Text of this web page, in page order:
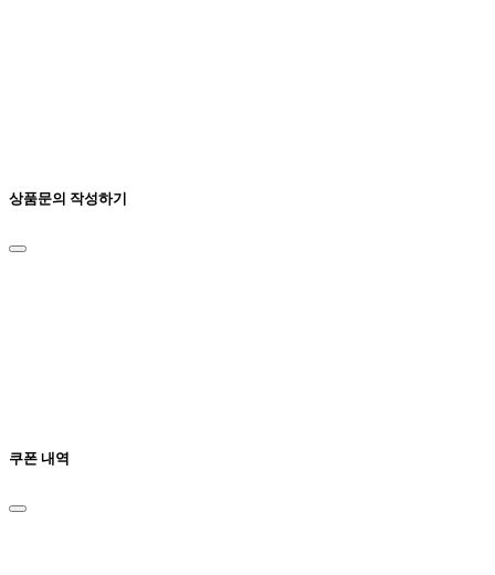
상품문의 작성하기
쿠폰 내역